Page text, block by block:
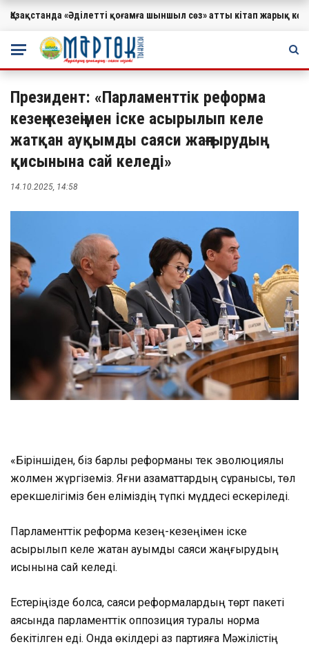
МАҢЫЗДЫ
Қазақстанда «Әділетті қоғамға шыншыл сөз» атты кітап жарық
Президент: «Парламенттік реформа
кезең-кезеңімен іске асырылып келе
жатқан ауқымды саяси жаңғырудың
қисынына сай келеді»
14.10.2025, 14:58
«Біріншіден, біз барлық реформаны тек эволюциялық
жолмен жүргіземіз. Яғни азаматтардың сұранысы, төл
ерекшелігіміз бен еліміздің түпкі мүддесі ескеріледі.
Парламенттік реформа кезең-кезеңімен іске
асырылып келе жатқан ауқымды саяси жаңғырудың
қисынына сай келеді.
Естеріңізде болса, саяси реформалардың төрт пакеті
аясында парламенттік оппозиция туралы норма
бекітілген еді. Онда өкілдері аз партияға Мәжілістің